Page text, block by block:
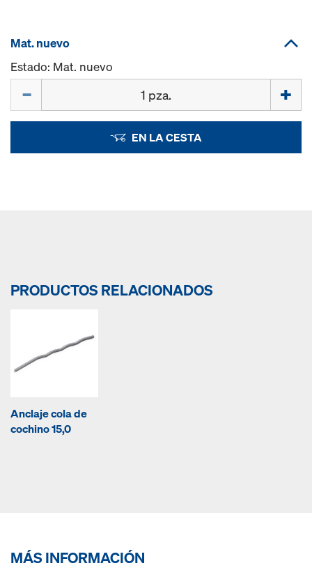
Mat. nuevo
Estado: Mat. nuevo
EN LA CESTA
PRODUCTOS RELACIONADOS
Anclaje cola de
cochino 15,0
MÁS INFORMACIÓN